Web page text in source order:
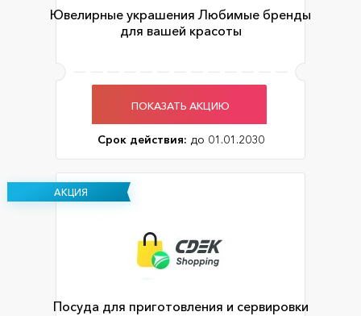
Ювелирные украшения Любимые бренды
для вашей красоты
ПОКАЗАТЬ АКЦИЮ
Срок действия: до 01.01.2030
АКЦИЯ
Посуда для приготовления и сервировки